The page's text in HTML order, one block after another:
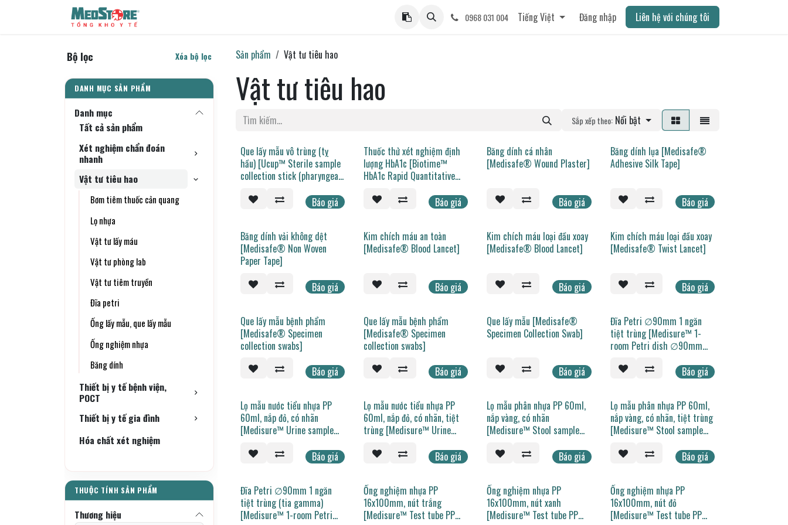
Bỏ qua để đến Nội dung
0968 031 004 Tiếng Việt Đăng nhập Liên hệ với chúng tôi
Bộ lọc Xóa bộ lọc
Danh mục
Tất cả sản phẩm
Xét nghiệm chẩn đoán
nhanh
Vật tư tiêu hao
Bơm tiêm thuốc cản quang
Lọ nhựa
Vật tư lấy máu
Vật tư phòng lab
Vật tư tiêm truyền
Đĩa petri
Ống lấy mẫu, que lấy mẫu
Ống nghiệm nhựa
Băng dính
Thiết bị y tế bệnh viện,
POCT
Thiết bị y tế gia đình
Hóa chất xét nghiệm
Thương hiệu
Sản phẩm Vật tư tiêu hao
Vật tư tiêu hao
Sắp xếp theo: Nổi bật
Que lấy mẫu vô trùng (tỵ
hầu) [Ucup™ Sterile sample
collection stick (pharyngeal
Báo giá
Thuốc thử xét nghiệm định
lượng HbA1c [Biotime™
HbA1c Rapid Quantitative
Báo giá
Băng dính cá nhân
[Medisafe® Wound Plaster]
Báo giá
Băng dính lụa [Medisafe®
Adhesive Silk Tape]
Báo giá
Băng dính vải không dệt
[Medisafe® Non Woven
Paper Tape]
Báo giá
Kim chích máu an toàn
[Medisafe® Blood Lancet]
Báo giá
Kim chích máu loại đầu xoay
[Medisafe® Blood Lancet]
Báo giá
Kim chích máu loại đầu xoay
[Medisafe® Twist Lancet]
Báo giá
Que lấy mẫu bệnh phẩm
[Medisafe® Specimen
collection swabs]
Báo giá
Que lấy mẫu bệnh phẩm
[Medisafe® Specimen
collection swabs]
Báo giá
Que lấy mẫu [Medisafe®
Specimen Collection Swab]
Báo giá
Đĩa Petri ∅90mm 1 ngăn
tiệt trùng [Medisure™ 1-
room Petri dish ∅90mm
Báo giá
Lọ mẫu nước tiểu nhựa PP
60ml, nắp đỏ, có nhãn
[Medisure™ Urine sample
label]
Báo giá
Lọ mẫu nước tiểu nhựa PP
60ml, nắp đỏ, có nhãn, tiệt
trùng [Medisure™ Urine
red cap, label, sterilized]
Báo giá
Lọ mẫu phân nhựa PP 60ml,
nắp vàng, có nhãn
[Medisure™ Stool sample
cap, label]
Báo giá
Lọ mẫu phân nhựa PP 60ml,
nắp vàng, có nhãn, tiệt trùng
[Medisure™ Stool sample
cap, label, sterilized]Báo giá
Đĩa Petri ∅90mm 1 ngăn
tiệt trùng (tia gamma)
[Medisure™ 1-room Petri
Ống nghiệm nhựa PP
16x100mm, nút trắng
[Medisure™ Test tube PP
Ống nghiệm nhựa PP
16x100mm, nút xanh
[Medisure™ Test tube PP
Ống nghiệm nhựa PP
16x100mm, nút đỏ
[Medisure™ Test tube PP